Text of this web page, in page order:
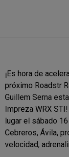
¡Es hora de
próximo Roadstr
Guillem Serna
Impreza WRX
lugar el sábado
Cebreros, Ávila,
velocidad,